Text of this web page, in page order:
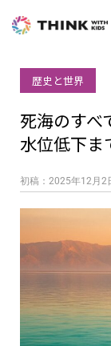
歴史と世界
死海のす
水位低下ま
初稿：2025年12月2